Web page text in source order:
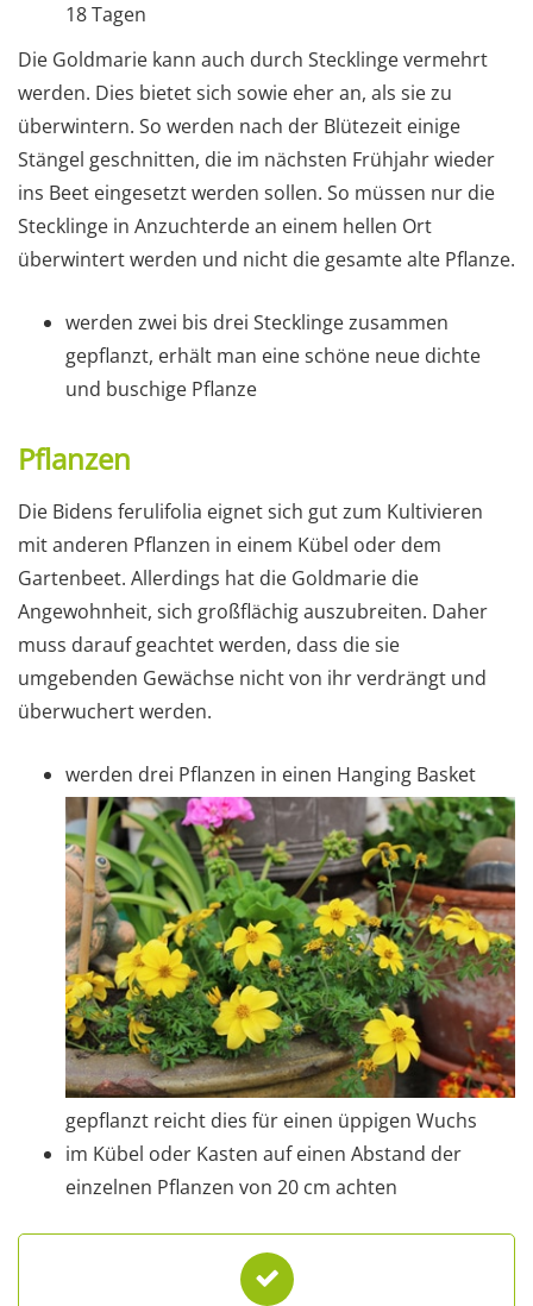
18 Tagen
Die Goldmarie kann auch durch Stecklinge vermehrt
werden. Dies bietet sich sowie eher an, als sie zu
überwintern. So werden nach der Blütezeit einige
Stängel geschnitten, die im nächsten Frühjahr wieder
ins Beet eingesetzt werden sollen. So müssen nur die
Stecklinge in Anzuchterde an einem hellen Ort
überwintert werden und nicht die gesamte alte Pflanze.
werden zwei bis drei Stecklinge zusammen
gepflanzt, erhält man eine schöne neue dichte
und buschige Pflanze
Pflanzen
Die Bidens ferulifolia eignet sich gut zum Kultivieren
mit anderen Pflanzen in einem Kübel oder dem
Gartenbeet. Allerdings hat die Goldmarie die
Angewohnheit, sich großflächig auszubreiten. Daher
muss darauf geachtet werden, dass die sie
umgebenden Gewächse nicht von ihr verdrängt und
überwuchert werden.
werden drei Pflanzen in einen Hanging Basket
gepflanzt reicht dies für einen üppigen Wuchs
im Kübel oder Kasten auf einen Abstand der
einzelnen Pflanzen von 20 cm achten